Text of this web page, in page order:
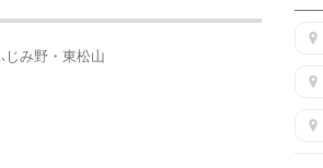
じみ野・東松山